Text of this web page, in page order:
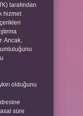
tarafından
hizmet
Ancak,
olduğunu
süre